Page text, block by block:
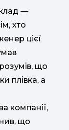
—
хто
цієї
що
плівка, а
компанії,
що